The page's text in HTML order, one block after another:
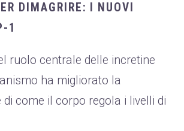
DIMAGRIRE: I NUOVI
1
ruolo centrale delle incretine
ha migliorato la
come il corpo regola i livelli di